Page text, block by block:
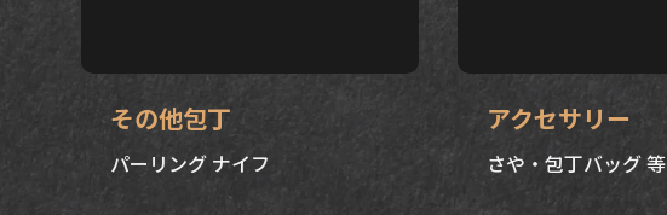
その他包丁
パーリング ナイフ
アクセサリー
さや・包丁バッグ 等